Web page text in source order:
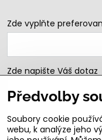
Zde vyplňte
Zde napište Váš dotaz
Předvolby
Soubory cookie
webu, k analýze jeho